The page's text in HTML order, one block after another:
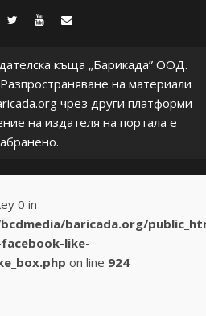
twitter
youtube
къща „Барикада” ООД.
на материали
чрез други платформи
на издателя на портала е
0 in
baricada.org/
like-
on line 924